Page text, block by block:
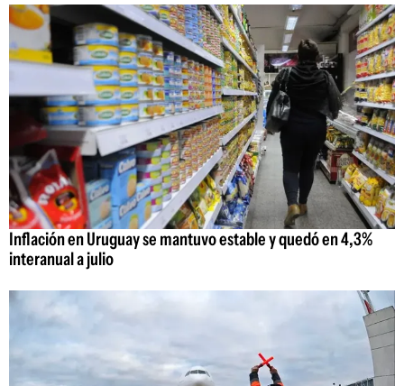
Inflación en Uruguay se mantuvo estable y quedó en 4,3%
interanual a julio